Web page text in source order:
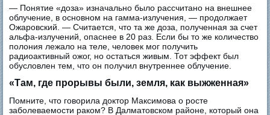
— Понятие «доза» изначально было рассчитано на внешнее
облучение, в основном на гамма-излучения, — продолжает
Ожаровский. — Считается, что та же доза, полученная за счет
альфа-излучений, опаснее в 20 раз. Если бы то же количество
полония лежало на теле, человек мог получить
радиоактивный ожог, но остаться живым. Тот эффект был
обусловлен тем, что он получил внутреннее облучение.
«Там, где прорывы были, земля, как выжженная»
Помните, что говорила доктор Максимова о росте
заболеваемости раком? В Далматовском районе, который она